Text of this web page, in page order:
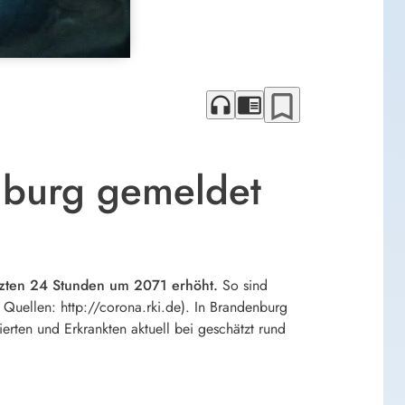
headphones chrome_reader_mode bookmark_border
gemeldet
24 Stunden um 2071 erhöht. So sind
http://corona.rki.de). In Brandenburg
und Erkrankten aktuell bei geschätzt rund